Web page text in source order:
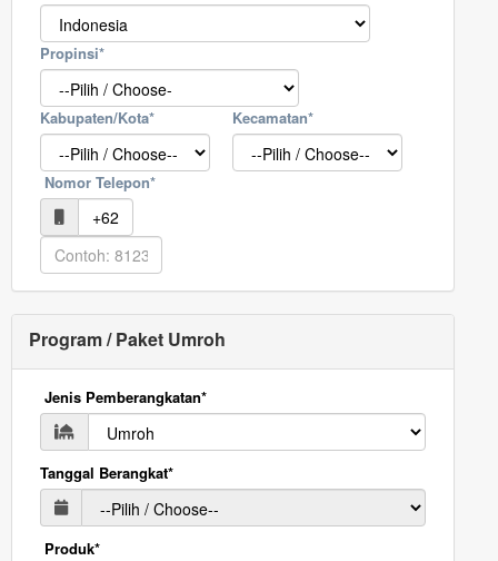
Propinsi*
Kabupaten/Kota* Kecamatan*
Nomor Telepon*
Program / Paket Umroh
Jenis Pemberangkatan*
Tanggal Berangkat*
Produk*